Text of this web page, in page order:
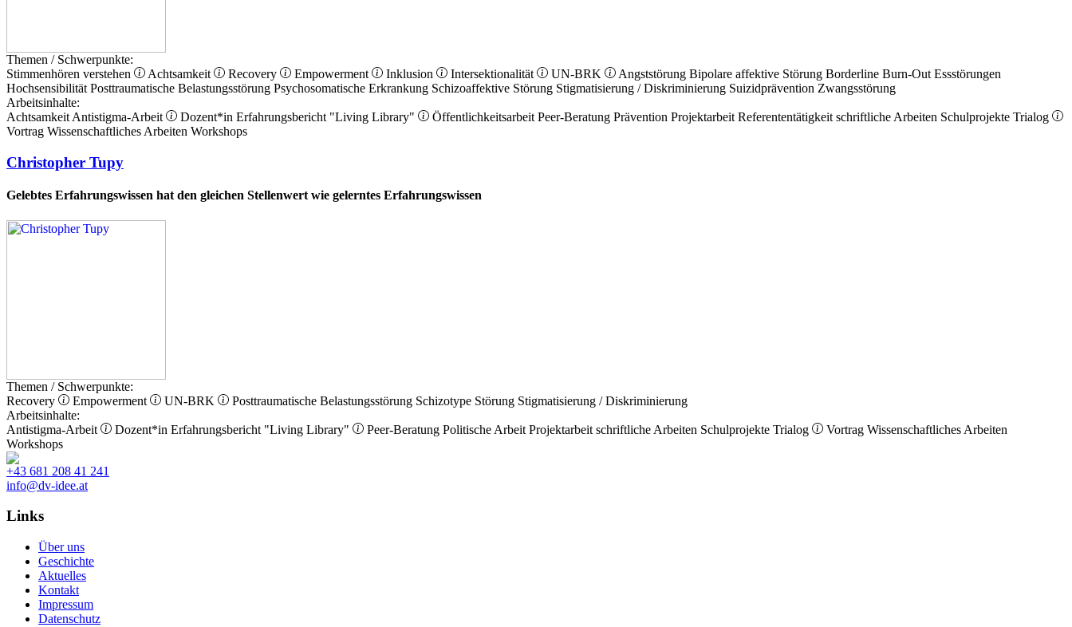
Themen / Schwerpunkte:
Stimmenhören verstehen
Achtsamkeit Recovery Empowerment Inklusion Intersektionalität UN-BRK Angststörung Bipolare affektive Störung Borderline Burn-Out Essstörungen
Hochsensibilität Posttraumatische Belastungsstörung Psychosomatische Erkrankung Schizoaffektive Störung Stigmatisierung / Diskriminierung Suizidprävention Zwangsstörung
Arbeitsinhalte:
Achtsamkeit Antistigma-Arbeit Dozent*in Erfahrungsbericht "Living Library" Öffentlichkeitsarbeit Peer-Beratung Prävention Projektarbeit Referententätigkeit schriftliche Arbeiten Schulprojekte Trialog
Vortrag Wissenschaftliches Arbeiten Workshops
Christopher Tupy
Gelebtes Erfahrungswissen hat den gleichen Stellenwert wie gelerntes Erfahrungswissen
Themen / Schwerpunkte:
Recovery
Empowerment UN-BRK Posttraumatische Belastungsstörung Schizotype Störung Stigmatisierung / Diskriminierung
Arbeitsinhalte:
Antistigma-Arbeit
Dozent*in Erfahrungsbericht "Living Library" Peer-Beratung Politische Arbeit Projektarbeit schriftliche Arbeiten Schulprojekte Trialog Vortrag Wissenschaftliches Arbeiten
Workshops
+43 681 208 41 241
info@dv-idee.at
Links
Über uns
Geschichte
Aktuelles
Kontakt
Impressum
Datenschutz